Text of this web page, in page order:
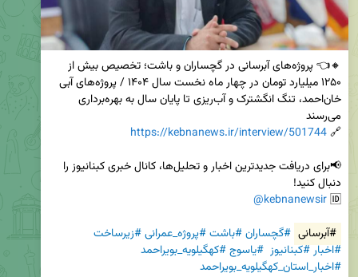
🔗
https://kebnanews.ir/interview/501744
🆔
@kebnanewsir
#آبرسانی #گچساران#باشت#پروژه_عمرانی#زیرساخت
#اخبار#کبنانیوز #یاسوج#کهگیلویه_بویراحمد
#اخبار_استان_کهگیلویه_بویراحمد